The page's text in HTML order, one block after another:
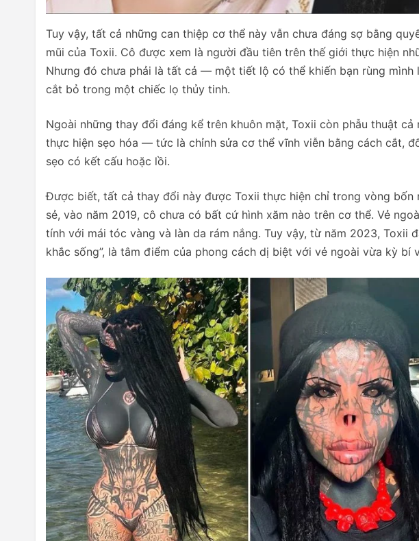
Tuy vậy, tất cả những can thiệp cơ thể này vẫn chưa đáng sợ bằng
mũi của Toxii. Cô được xem là người đầu tiên trên thế giới thực hiện
Nhưng đó chưa phải là tất cả — một tiết lộ có thể khiến bạn rùng
cắt bỏ trong một chiếc lọ thủy tinh.
Ngoài những thay đổi đáng kể trên khuôn mặt, Toxii còn phẫu thuật
thực hiện sẹo hóa — tức là chỉnh sửa cơ thể vĩnh viễn bằng cách cắt,
sẹo có kết cấu hoặc lồi.
Được biết, tất cả thay đổi này được Toxii thực hiện chỉ trong vòng bốn
sẻ, vào năm 2019, cô chưa có bất cứ hình xăm nào trên cơ thể. Vẻ
tính với mái tóc vàng và làn da rám nắng. Tuy vậy, từ năm 2023, Toxii
khắc sống”, là tâm điểm của phong cách dị biệt với vẻ ngoài vừa kỳ bí